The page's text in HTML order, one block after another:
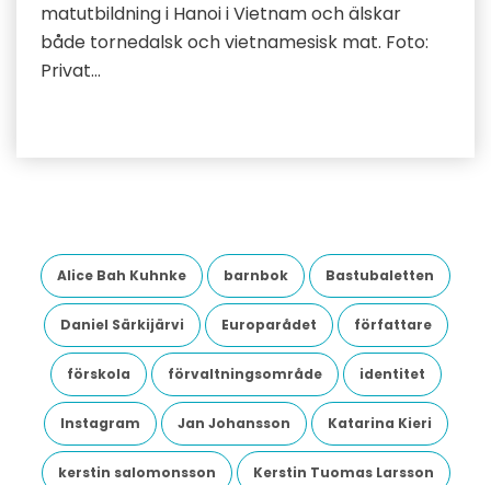
matutbildning i Hanoi i Vietnam och älskar
både tornedalsk och vietnamesisk mat. Foto:
Privat…
Alice Bah Kuhnke barnbok Bastubaletten
Daniel Särkijärvi Europarådet författare
förskola förvaltningsområde identitet
Instagram Jan Johansson Katarina Kieri
kerstin salomonsson Kerstin Tuomas Larsson